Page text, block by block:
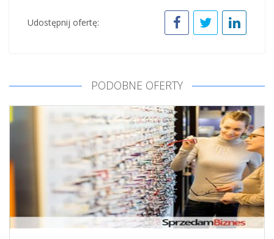
Udostępnij ofertę:
PODOBNE OFERTY